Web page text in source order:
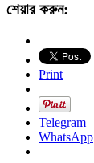
শেয়ার করুন:
Print
Telegram
WhatsApp